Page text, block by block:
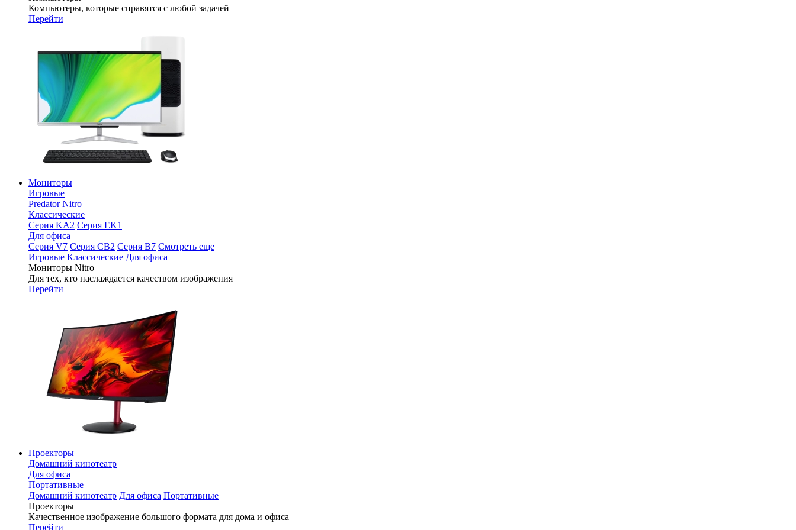
Компьютеры, которые справятся с любой задачей
Перейти
Мониторы
Игровые
Predator Nitro
Классические
Серия KA2 Серия EK1
Для офиса
Серия V7 Серия CB2 Серия B7 Смотреть еще
Игровые Классические Для офиса
Мониторы Nitro
Для тех, кто наслаждается качеством изображения
Перейти
Проекторы
Домашний кинотеатр
Для офиса
Портативные
Домашний кинотеатр Для офиса Портативные
Проекторы
Качественное изображение большого формата для дома и офиса
Перейти